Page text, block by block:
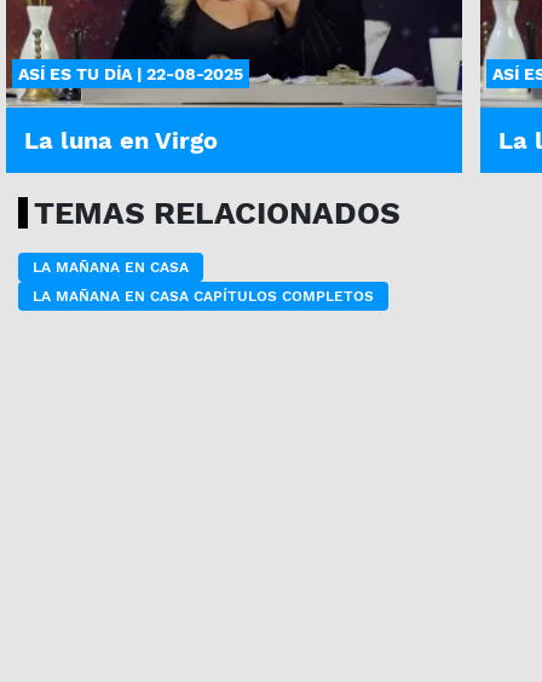
ASÍ ES TU DÍA | 22-08-2025
La luna en Virgo
ASÍ
La
TEMAS RELACIONADOS
LA MAÑANA EN CASA
LA MAÑANA EN CASA CAPÍTULOS COMPLETOS